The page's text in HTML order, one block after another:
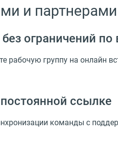
и партнерами
ограничений по
рабочую группу на онлайн
ссылке
команды с